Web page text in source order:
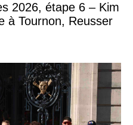
2026, étape 6 – Kim
à Tournon, Reusser